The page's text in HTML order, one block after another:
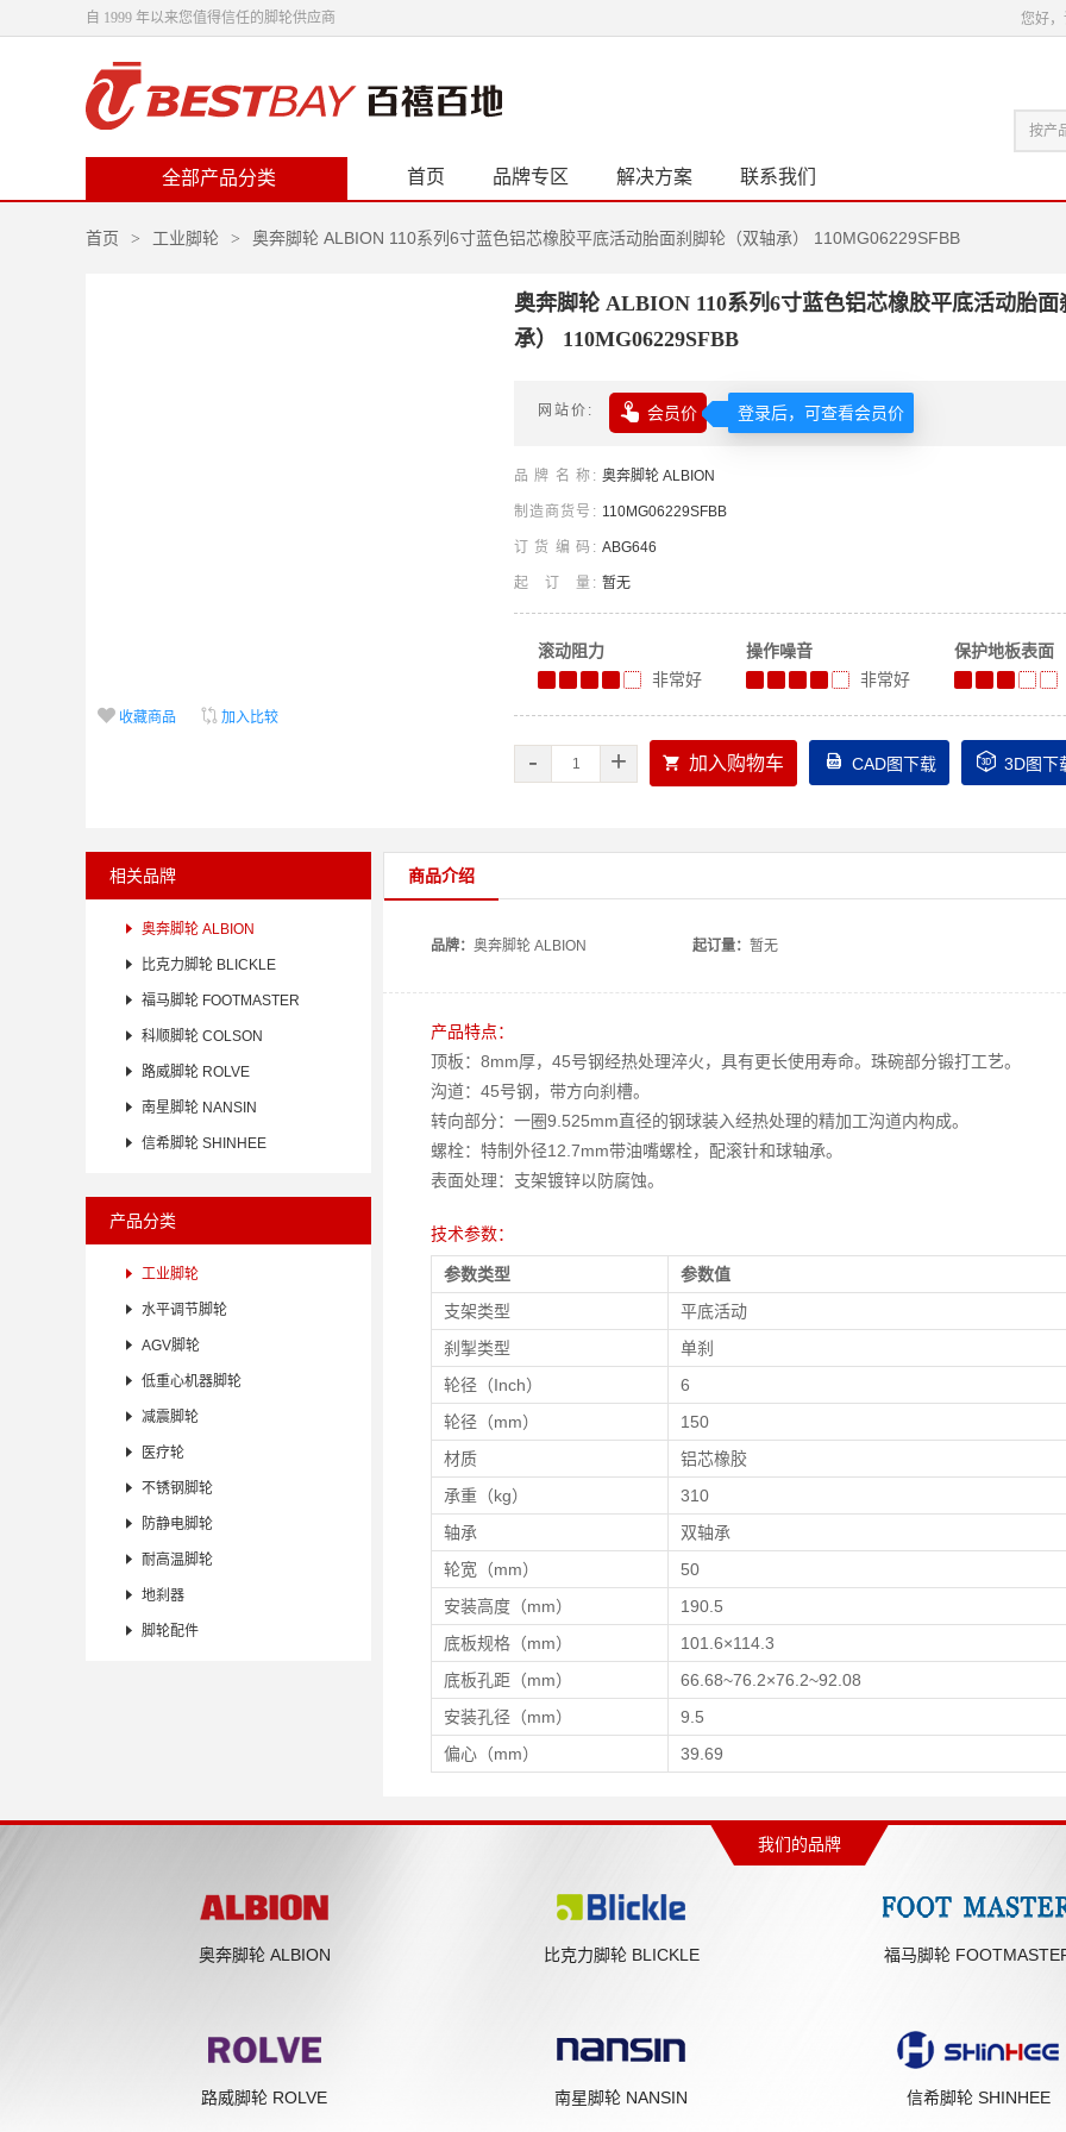
自 1999 年以来您值得信任的脚轮供应商 您好
全部产品分类 首页 品牌专区 解决方案 联系我们
首页 > 工业脚轮 > 奥奔脚轮 ALBION 110系列6寸蓝色铝芯橡胶平底活动胎面刹脚轮（双轴承） 110MG06229SFBB
 收藏商品  加入比较
奥奔脚轮 ALBION 110系列6寸蓝色铝芯橡胶平底活动胎面
承） 110MG06229SFBB
网站价  会员价
品牌名称 奥奔脚轮 ALBION
制造商货号 110MG06229SFBB
订货编码 ABG646
起订量 暂无
滚动阻力
非常好
操作噪音
非常好
保护地板表面
- +  加入购物车  CAD图下载  3D图下
相关品牌
 奥奔脚轮 ALBION
 比克力脚轮 BLICKLE
 福马脚轮 FOOTMASTER
 科顺脚轮 COLSON
 路威脚轮 ROLVE
 南星脚轮 NANSIN
 信希脚轮 SHINHEE
产品分类
 工业脚轮
 水平调节脚轮
 AGV脚轮
 低重心机器脚轮
 减震脚轮
 医疗轮
 不锈钢脚轮
 防静电脚轮
 耐高温脚轮
 地刹器
 脚轮配件
商品介绍
品牌： 奥奔脚轮 ALBION 起订量： 暂无
产品特点：
顶板：8mm厚，45号钢经热处理淬火，具有更长使用寿命。珠碗部分锻打工艺。
沟道：45号钢，带方向刹槽。
转向部分：一圈9.525mm直径的钢球装入经热处理的精加工沟道内构成。
螺栓：特制外径12.7mm带油嘴螺栓，配滚针和球轴承。
表面处理：支架镀锌以防腐蚀。
技术参数：
参数类型
参数值
支架类型
平底活动
刹掣类型
单刹
轮径（Inch）
6
轮径（mm）
150
材质
铝芯橡胶
承重（kg）
310
轴承
双轴承
轮宽（mm）
50
安装高度（mm）
190.5
底板规格（mm）
101.6×114.3
底板孔距（mm）
66.68~76.2×76.2~92.08
安装孔径（mm）
9.5
偏心（mm）
39.69
我们的品牌
奥奔脚轮 ALBION 比克力脚轮 BLICKLE 福马脚轮
路威脚轮 ROLVE 南星脚轮 NANSIN 信希脚轮 SHINHEE
登录后，可查看会员价